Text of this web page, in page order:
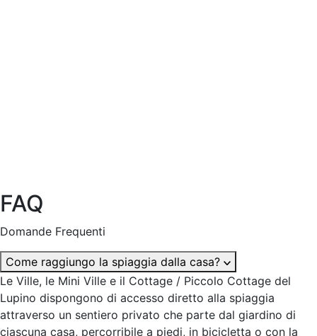
FAQ
Domande Frequenti
Come raggiungo la spiaggia dalla casa?
Le Ville, le Mini Ville e il Cottage / Piccolo Cottage del
Lupino dispongono di accesso diretto alla spiaggia
attraverso un sentiero privato che parte dal giardino di
ciascuna casa, percorribile a piedi, in bicicletta o con la